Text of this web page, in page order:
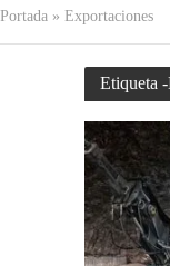
Portada » Exportaciones
Etiqueta